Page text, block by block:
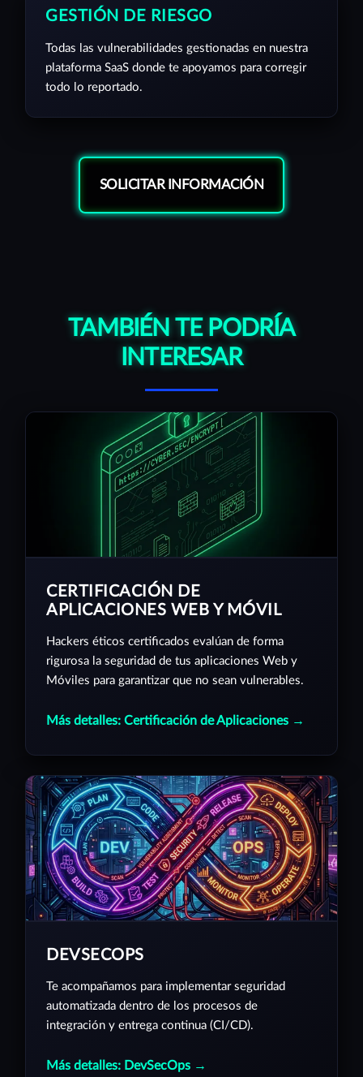
GESTIÓN DE RIESGO
Todas las vulnerabilidades gestionadas en nuestra
plataforma SaaS donde te apoyamos para corregir
todo lo reportado.
SOLICITAR INFORMACIÓN
TAMBIÉN TE PODRÍA
INTERESAR
CERTIFICACIÓN DE
APLICACIONES WEB Y MÓVIL
Hackers éticos certificados evalúan de forma
rigurosa la seguridad de tus aplicaciones Web y
Móviles para garantizar que no sean vulnerables.
Más detalles: Certificación de Aplicaciones →
DEVSECOPS
Te acompañamos para implementar seguridad
automatizada dentro de los procesos de
integración y entrega continua (CI/CD).
Más detalles: DevSecOps →